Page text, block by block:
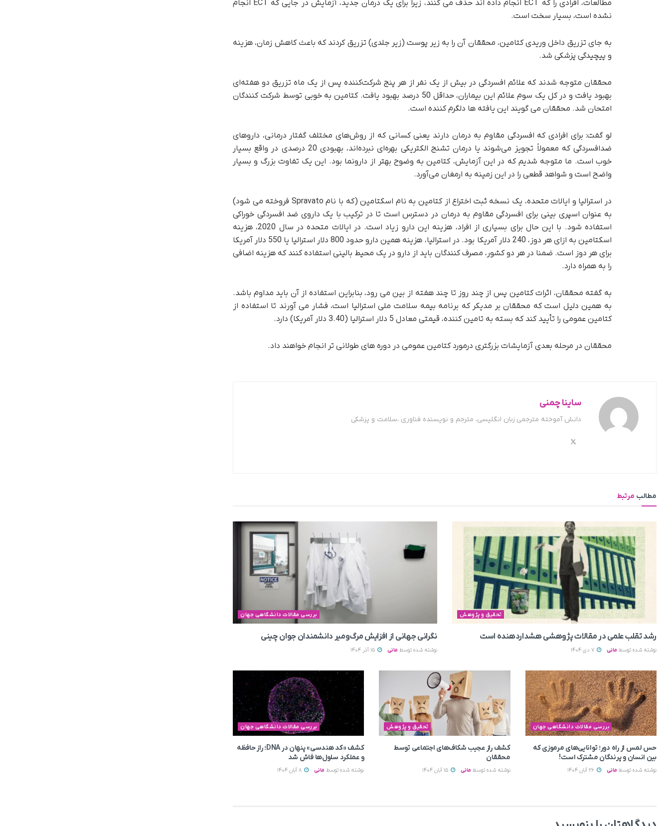
مطالعات، افرادی را که ECT انجام داده اند حذف می کنند، زیرا برای یک درمان جدید، آزمایش در جایی که ECT انجام
نشده است، بسیار سخت است.
به جای تزریق داخل وریدی کتامین، محققان آن را به زیر پوست (زیر جلدی) تزریق کردند که باعث کاهش زمان، هزینه
و پیچیدگی پزشکی شد.
محققان متوجه شدند که علائم افسردگی در بیش از یک نفر از هر پنج شرکت‌کننده پس از یک ماه تزریق دو هفته‌ای
بهبود یافت و در کل یک سوم علائم این بیماران، حداقل 50 درصد بهبود یافت. کتامین به خوبی توسط شرکت کنندگان
امتحان شد. محققان می گویند این یافته ها دلگرم کننده است.
لو گفت: برای افرادی که افسردگی مقاوم به درمان دارند یعنی کسانی که از روش‌های مختلف گفتار درمانی، داروهای
ضدافسردگی که معمولاً تجویز می‌شوند یا درمان تشنج الکتریکی بهره‌ای نبرده‌اند، بهبودی 20 درصدی در واقع بسیار
خوب است. ما متوجه شدیم که در این آزمایش، کتامین به وضوح بهتر از دارونما بود. این یک تفاوت بزرگ و بسیار
واضح است و شواهد قطعی را در این زمینه به ارمغان می‌آورد.
در استرالیا و ایالات متحده، یک نسخه ثبت اختراع از کتامین به نام اسکتامین (که با نام Spravato فروخته می شود)
به عنوان اسپری بینی برای افسردگی مقاوم به درمان در دسترس است تا در ترکیب با یک داروی ضد افسردگی خوراکی
استفاده شود. با این حال برای بسیاری از افراد، هزینه این دارو زیاد است. در ایالات متحده در سال 2020، هزینه
اسکتامین به ازای هر دوز، 240 دلار آمریکا بود. در استرالیا، هزینه همین دارو حدود 800 دلار استرالیا یا 550 دلار آمریکا
برای هر دوز است. ضمنا در هر دو کشور، مصرف کنندگان باید از دارو در یک محیط بالینی استفاده کنند که هزینه اضافی
را به همراه دارد.
به گفته محققان، اثرات کتامین پس از چند روز تا چند هفته از بین می رود، بنابراین استفاده از آن باید مداوم باشد.
به همین دلیل است که محققان بر مدیکر که برنامه بیمه سلامت ملی استرالیا است، فشار می آورند تا استفاده از
کتامین عمومی را تأیید کند که بسته به تامین کننده، قیمتی معادل 5 دلار استرالیا (3.40 دلار آمریکا) دارد.
محققان در مرحله بعدی آزمایشات بزرگتری درمورد کتامین عمومی در دوره های طولانی تر انجام خواهند داد.
ساینا چمنی
دانش آموخته مترجمی زبان انگلیسی، مترجم و نویسنده فناوری ،سلامت و پزشکی
مطالب مرتبط
تحقیق و پژوهش
رشد تقلب علمی در مقالات پژوهشی هشداردهنده است
نوشته شده توسط مانی
بررسی مقالات دانشگاهی جهان
نگرانی جهانی از افزایش مرگ‌ومیر دانشمندان جوان چینی
نوشته شده توسط مانی
بررسی مقالات دانشگاهی جهان
حس لمس از راه دور؛ توانایی‌های مرموزی که
بین انسان و پرندگان مشترک است!
نوشته شده توسط مانی
تحقیق و پژوهش
کشف راز عجیب شکاف‌های اجتماعی توسط
محققان
نوشته شده توسط مانی 15 آبان 1404
بررسی مقالات دانشگاهی جهان
کشف «کد هندسی» پنهان در DNA؛ راز حافظه
و عملکرد سلول‌ها فاش شد
نوشته شده توسط مانی